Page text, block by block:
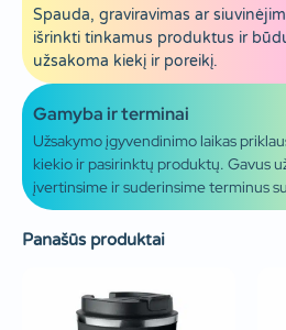
Spauda, graviravimas ar
išrinkti tinkamus produktus ir
užsakoma kiekį ir poreikį.
Gamyba ir terminai
Užsakymo įgyvendinimo laikas
kiekio ir pasirinktų produktų. Gavus
įvertinsime ir suderinsime terminus
Panašūs produktai